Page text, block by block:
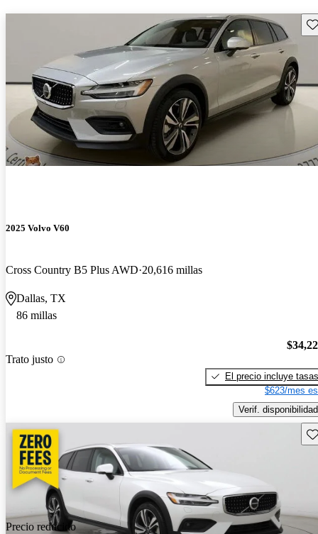
2025 Volvo V60
Cross Country B5 Plus AWD 20,616 millas
Dallas, TX
86 millas
Trato justo
El precio incluye tasas
$623/mes
Verif. disponibilidad
Precio reducido